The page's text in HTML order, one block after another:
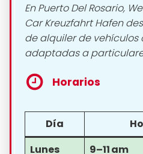
En Puerto Del Rosario,
Car Kreuzfahrt Hafen
de alquiler de vehículos
adaptadas a
Horarios
Día
Lunes
9–11 am